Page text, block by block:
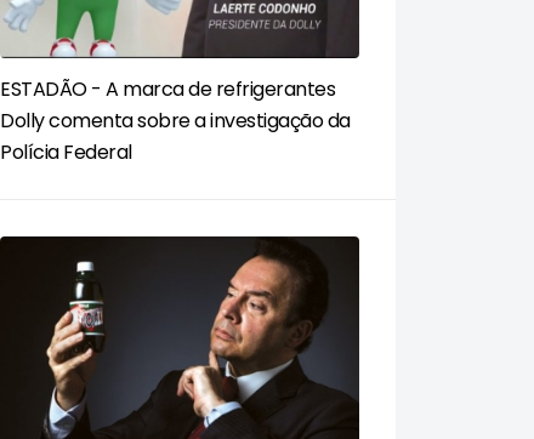
ESTADÃO - A marca de refrigerantes
Dolly comenta sobre a investigação da
Polícia Federal